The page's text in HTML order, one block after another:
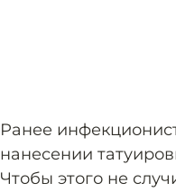
Ранее
нанесении
Чтобы этого не